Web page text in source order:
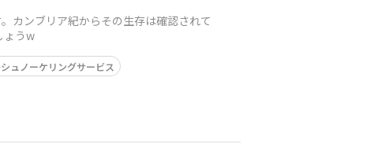
カンブリア紀からその生存は確認されて
ょうw
ュノーケリングサービス